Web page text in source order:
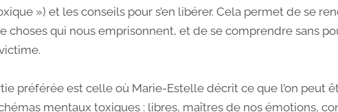
») et les conseils pour s’en libérer. Cela permet de se
choses qui nous emprisonnent, et de se comprendre sans
préférée est celle où Marie-Estelle décrit ce que l’on peut
mentaux toxiques : libres, maîtres de nos émotions,